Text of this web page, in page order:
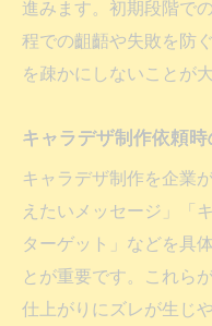
進みます。初期段階で
程での齟齬や失敗を防
を疎かにしないことが
キャラデザ制作依頼
キャラデザ制作を企業
えたいメッセージ」「
ターゲット」などを具
とが重要です。これら
仕上がりにズレが生じ